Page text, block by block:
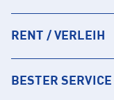
RENT / VERLEIH
BESTER SERVICE